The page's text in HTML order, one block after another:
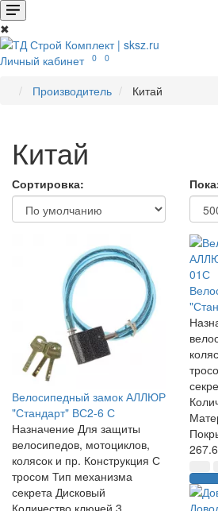
✖
Личный кабинет
0 0
Производитель Китай
Китай
Сортировка:
Велосипедный замок АЛЛЮР
"Стандарт" ВС2-6 С
Назначение Для защиты
велосипедов, мотоциклов,
колясок и пр. Конструкция С
тросом Тип механизма
секрета Дисковый
Количество ключей 3